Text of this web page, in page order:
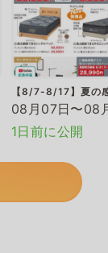
【8/7-8/17】夏の
08月07日〜08
1日前に公開